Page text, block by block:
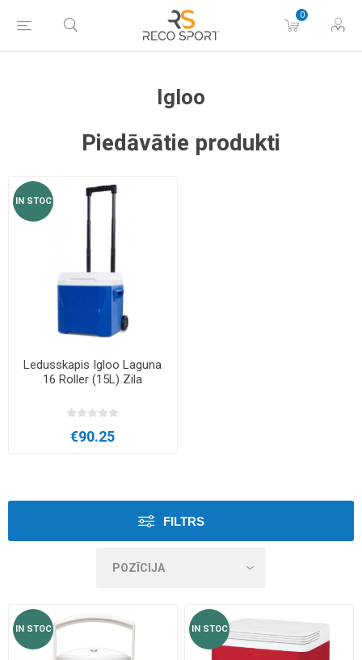
0
Igloo
Piedāvātie produkti
IN STOC
Ledusskapis Igloo Laguna
16 Roller (15L) Zila
€90.25
FILTRS
IN STOC IN STOC